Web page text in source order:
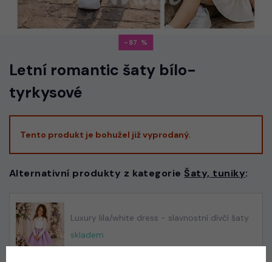
-87
Letní romantic šaty bílo-
tyrkysové
Tento produkt je bohužel již vyprodaný.
Alternativní produkty z kategorie Šaty, tuniky:
Luxury lila/white dress - slavnostní dívčí šaty
skladem